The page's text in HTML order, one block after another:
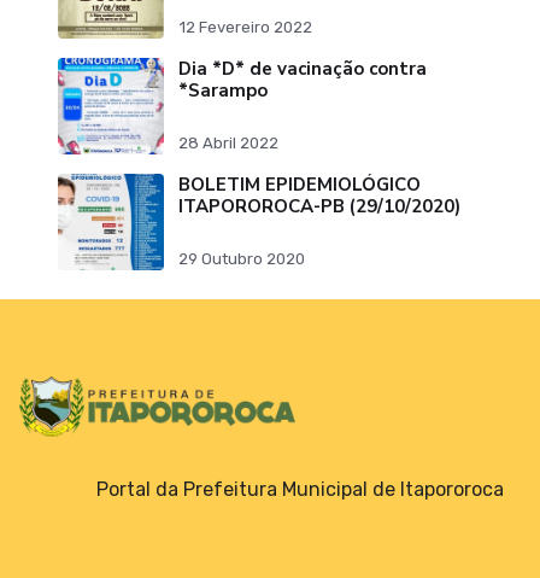
12 Fevereiro 2022
Dia *D* de vacinação contra
*Sarampo
28 Abril 2022
BOLETIM EPIDEMIOLÓGICO
ITAPOROROCA-PB (29/10/2020)
29 Outubro 2020
Portal da Prefeitura Municipal de Itapororoca